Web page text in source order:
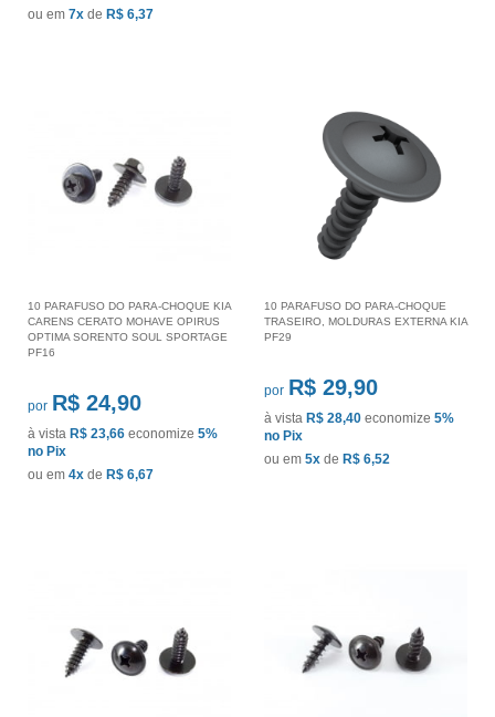
ou em 7x de R$ 6,37
10 PARAFUSO DO PARA-CHOQUE KIA
CARENS CERATO MOHAVE OPIRUS
OPTIMA SORENTO SOUL SPORTAGE
PF16
por R$ 24,90
à vista R$ 23,66 economize 5%
no Pix
ou em 4x de R$ 6,67
10 PARAFUSO DO PARA-CHOQUE
TRASEIRO, MOLDURAS EXTERNA KIA
PF29
por R$ 29,90
à vista R$ 28,40 economize 5%
no Pix
ou em 5x de R$ 6,52